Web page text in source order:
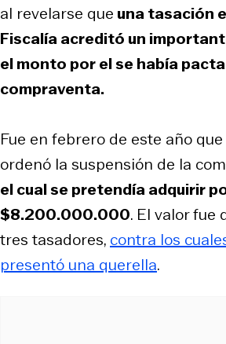
al revelarse que una tasación
Fiscalía acreditó un
el monto por el se había
compraventa.
Fue en febrero de este año
ordenó la suspensión de la
el cual se pretendía adquirir
$8.200.000.000. El valor fue
tres tasadores, contra los
presentó una querella.